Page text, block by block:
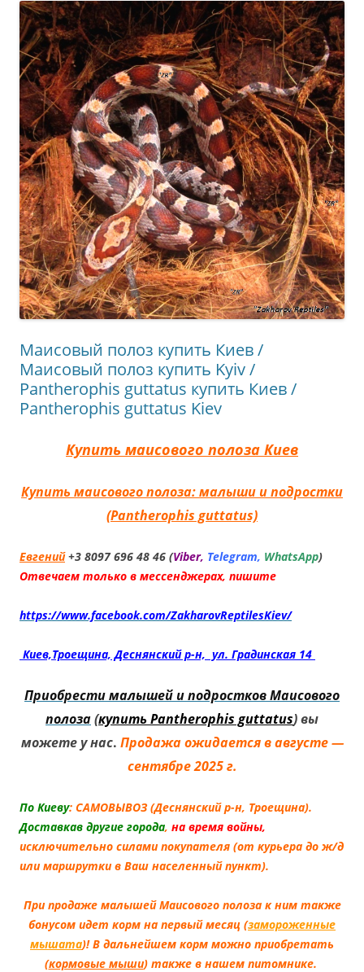
Маисовый полоз купить Киев /
Маисовый полоз купить Kyiv /
Pantherophis guttatus купить Киев /
Pantherophis guttatus Kiev
Купить маисового полоза Киев
Купить маисового полоза: малыши иподростки
(Pantherophis guttatus)
Евгений +3 8097 696 48 46 (Viber, Telegram, WhatsApp)
Отвечаем только в мессенджерах, пишите
https://www.facebook.com/ZakharovReptilesKiev/
Киев,Троещина, Деснянский р-н, ул. Градинская 14
Приобрести малышей и подростков Маисового
полоза(купить Pantherophis guttatus) вы
можете у нас. Продажа ожидается в августе —
сентябре 2025 г.
По Киеву: САМОВЫВОЗ (Деснянский р-н, Троещина).
Доставкав другие города, на время войны,
исключительно силами покупателя (от курьера до ж/д
или маршрутки в Ваш населенный пункт).
При продаже малышей Маисового полоза к ним также
бонусом идет корм на первый месяц (замороженные
мышата)! В дальнейшем корм можно приобретать
(кормовые мыши) также в нашем питомнике.